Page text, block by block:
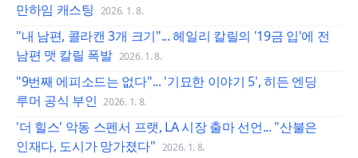
만하임 캐스팅 2026. 1. 8.
"내 남편, 콜라캔 3개 크기"... 헤일리 칼릴의 '19금 입'에 전
남편 맷 칼릴 폭발 2026. 1. 8.
"9번째 에피소드는 없다"... '기묘한 이야기 5', 히든 엔딩
루머 공식 부인 2026. 1. 8.
'더 힐스' 악동 스펜서 프랫, LA 시장 출마 선언... "산불은
인재다, 도시가 망가졌다" 2026. 1. 8.